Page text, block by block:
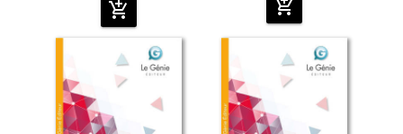
add_shopping_cart add_shopping_cart